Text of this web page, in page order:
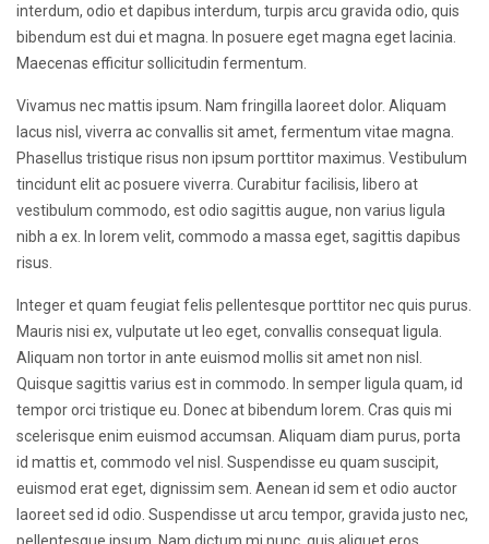
interdum, odio et dapibus interdum, turpis arcu gravida odio, quis
bibendum est dui et magna. In posuere eget magna eget lacinia.
Maecenas efficitur sollicitudin fermentum.
Vivamus nec mattis ipsum. Nam fringilla laoreet dolor. Aliquam
lacus nisl, viverra ac convallis sit amet, fermentum vitae magna.
Phasellus tristique risus non ipsum porttitor maximus. Vestibulum
tincidunt elit ac posuere viverra. Curabitur facilisis, libero at
vestibulum commodo, est odio sagittis augue, non varius ligula
nibh a ex. In lorem velit, commodo a massa eget, sagittis dapibus
risus.
Integer et quam feugiat felis pellentesque porttitor nec quis purus.
Mauris nisi ex, vulputate ut leo eget, convallis consequat ligula.
Aliquam non tortor in ante euismod mollis sit amet non nisl.
Quisque sagittis varius est in commodo. In semper ligula quam, id
tempor orci tristique eu. Donec at bibendum lorem. Cras quis mi
scelerisque enim euismod accumsan. Aliquam diam purus, porta
id mattis et, commodo vel nisl. Suspendisse eu quam suscipit,
euismod erat eget, dignissim sem. Aenean id sem et odio auctor
laoreet sed id odio. Suspendisse ut arcu tempor, gravida justo nec,
pellentesque ipsum. Nam dictum mi nunc, quis aliquet eros